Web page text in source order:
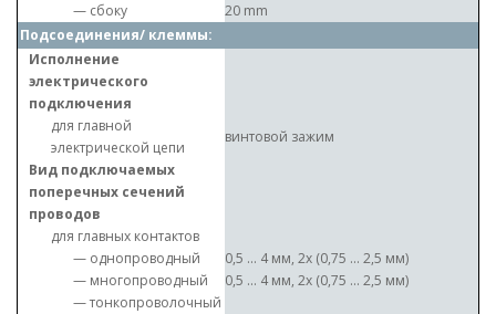
— сбоку
20 mm
Подсоединения/ клеммы:
Исполнение
электрического
подключения
для главной
электрической цепи
винтовой зажим
Вид подключаемых
поперечных сечений
проводов
для главных контактов
— однопроводный
0,5 ... 4 мм, 2x (0,75 ... 2,5 мм)
— многопроводный
0,5 ... 4 мм, 2x (0,75 ... 2,5 мм)
— тонкопроволочный